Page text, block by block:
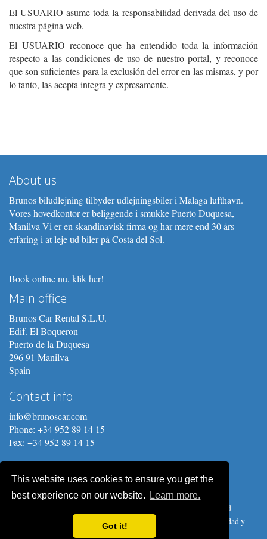
This website uses cookies to ensure you get the
best experience on our website.
Learn more.
Got it!
El USUARIO asume toda la responsabilidad derivada del uso de
nuestra página web.
El USUARIO reconoce que ha entendido toda la información
respecto a las condiciones de uso de nuestro portal, y reconoce
que son suficientes para la exclusión del error en las mismas, y por
lo tanto, las acepta integra y expresamente.
About us
Brunos biludlejning tilbyder udlejningsbiler i Malaga lufthavn.
Vores hovedkontor er beliggende i smukke Puerto Duquesa,
Manilva Vi er en skandinavisk firma og har mere end 30 års
erfaring i at leje ud biler på Costa del Sol.
Book online nu, klik her!
Main office
Brunos Car Rental S.L.U.
Edif. El Boqueron
Puerto de la Duquesa
296 91 Manilva
Spain
Contact info
info@brunoscar.com
Phone: +34 952 89 14 15
Fax: +34 952 89 14 15
Copyright © 2026 Brunos Car Rental S.L.U. Prices, procedures and
conditions are subject to change without notice.
Política de privacidad y
Protección de Datos